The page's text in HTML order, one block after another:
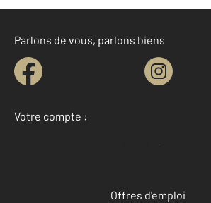
Parlons de vous, parlons biens
Votre compte :
Accéder à mon compte
Offres d'emploi